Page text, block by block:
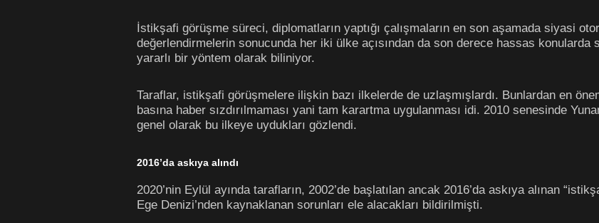
İstikşafi görüşme süreci, diplomatların yaptığı çalışmaların en son aşamada siyasi
değerlendirmelerin sonucunda her iki ülke açısından da son derece hassas konularda
yararlı bir yöntem olarak biliniyor.
Taraflar, istikşafi görüşmelere ilişkin bazı ilkelerde de uzlaşmışlardı. Bunlardan en
basına haber sızdırılmaması yani tam karartma uygulanması idi. 2010 senesinde
genel olarak bu ilkeye uydukları gözlendi.
2016’da askıya alındı
2020’nin Eylül ayında tarafların, 2002’de başlatılan ancak 2016’da askıya alınan
Ege Denizi’nden kaynaklanan sorunları ele alacakları bildirilmişti.